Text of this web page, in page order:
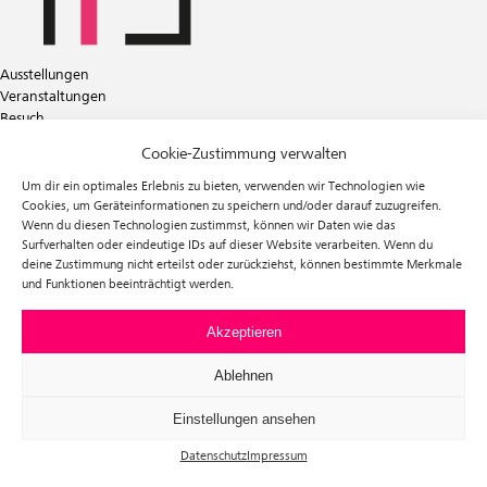
Cookie-Zustimmung verwalten
Um dir ein optimales Erlebnis zu bieten, verwenden wir Technologien wie
Cookies, um Geräteinformationen zu speichern und/oder darauf zuzugreifen.
Wenn du diesen Technologien zustimmst, können wir Daten wie das
Surfverhalten oder eindeutige IDs auf dieser Website verarbeiten. Wenn du
deine Zustimmung nicht erteilst oder zurückziehst, können bestimmte Merkmale
und Funktionen beeinträchtigt werden.
Akzeptieren
Ablehnen
Einstellungen ansehen
DatenschutzImpressum
Ausstellungen
Veranstaltungen
Besuch
Förderverein
Newsletter
Instagram
Facebook
f³ – freiraum für fotografie
Prinzessinnenstraße 30
Telefon: +49 30 63961119